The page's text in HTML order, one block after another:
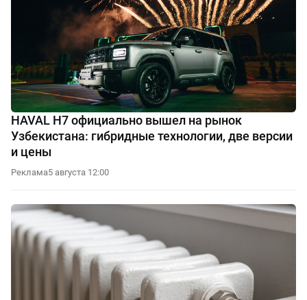
HAVAL H7 официально вышел на рынок
Узбекистана: гибридные технологии, две версии
и цены
Реклама5 августа 12:00